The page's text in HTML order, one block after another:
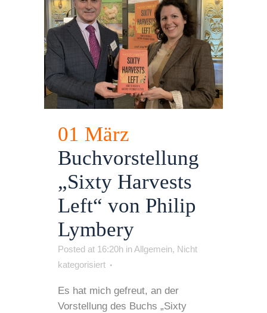
01 März
Buchvorstellung
„Sixty Harvests
Left“ von Philip
Lymbery
Posted at 16:20h inAllgemein, Nicht
kategorisiert
Es hat mich gefreut, an der
Vorstellung des Buchs „Sixty